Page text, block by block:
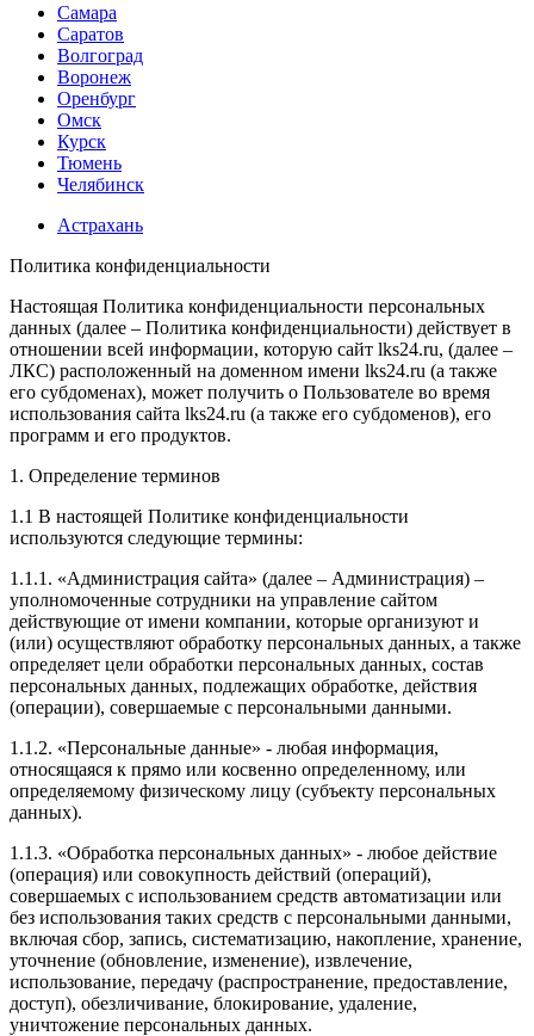
Самара
Саратов
Волгоград
Воронеж
Оренбург
Омск
Курск
Тюмень
Челябинск
Астрахань
Политика конфиденциальности
Настоящая Политика конфиденциальности персональных
данных (далее – Политика конфиденциальности) действует в
отношении всей информации, которую сайт lks24.ru, (далее –
ЛКС) расположенный на доменном имени lks24.ru (а также
его субдоменах), может получить о Пользователе во время
использования сайта lks24.ru (а также его субдоменов), его
программ и его продуктов.
1. Определение терминов
1.1 В настоящей Политике конфиденциальности
используются следующие термины:
1.1.1. «Администрация сайта» (далее – Администрация) –
уполномоченные сотрудники на управление сайтом
действующие от имени компании, которые организуют и
(или) осуществляют обработку персональных данных, а также
определяет цели обработки персональных данных, состав
персональных данных, подлежащих обработке, действия
(операции), совершаемые с персональными данными.
1.1.2. «Персональные данные» - любая информация,
относящаяся к прямо или косвенно определенному, или
определяемому физическому лицу (субъекту персональных
данных).
1.1.3. «Обработка персональных данных» - любое действие
(операция) или совокупность действий (операций),
совершаемых с использованием средств автоматизации или
без использования таких средств с персональными данными,
включая сбор, запись, систематизацию, накопление, хранение,
уточнение (обновление, изменение), извлечение,
использование, передачу (распространение, предоставление,
доступ), обезличивание, блокирование, удаление,
уничтожение персональных данных.